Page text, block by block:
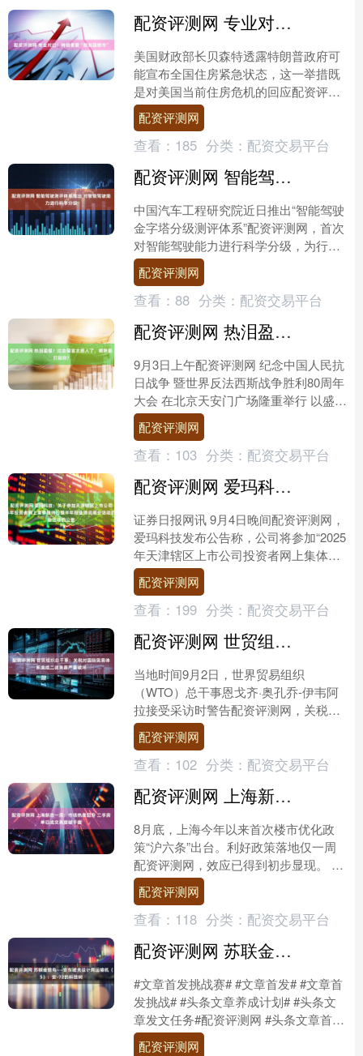
配资评测网 专业对口！特朗普要“救美国楼市”
美国财政部长贝森特透露特朗普政府可
能宣布全国住房紧急状态，这一举措既
是对美国当前住房危机的回应配资评测
网，也为共和党中期选举布局。 “我们
正在努力找出能做什么，....
配资评测网
查看： 185 分类： 配资交易平台
配资评测网 智能驾驶测评体系推出 对智能驾驶能力进行科学分级
中国汽车工程研究院近日推出“智能驾驶
金字塔分级测评体系”配资评测网，首次
对智能驾驶能力进行科学分级，为行业
提供了从基础合规到技术前沿的全维度
评估参考。该体系基于....
配资评测网
查看： 88 分类： 配资交易平台
配资评测网 热泪盈眶！这些留言太感人了，哪条最打动你？
9月3日上午配资评测网 纪念中国人民抗
日战争 暨世界反法西斯战争胜利80周年
大会 在北京天安门广场隆重举行 以盛大
阅兵仪式 同世界人民一道纪念这个伟大
的日子 在....
配资评测网
查看： 103 分类： 配资交易平台
配资评测网 爱玛科技：关于参加天津辖区上市公司2025年投资者网上集体接待日暨半年报业绩说明会活动的公告
证券日报网讯 9月4日晚间配资评测网，
爱玛科技发布公告称，公司将参加“2025
年天津辖区上市公司投资者网上集体接
待日活动”。该活动将于2025年9月11日
举行。....
配资评测网
查看： 199 分类： 配资交易平台
配资评测网 世贸组织总干事：关税对国际贸易体系造成二战来最严重破坏
当地时间9月2日，世界贸易组织
（WTO）总干事恩戈齐·奥孔乔-伊韦阿
拉接受采访时警告配资评测网，关税正
在对国际贸易体系造成80年来“前所未
见”的破坏。 奥孔乔-....
配资评测网
查看： 102 分类： 配资交易平台
配资评测网 上海新政一周：市场热度回升 二手房单日成交再度破千套
8月底，上海今年以来首次楼市优化政
策“沪六条”出台。利好政策落地仅一周
配资评测网，效应已得到初步显现。 第
一财经记者从多家开发商处了解到，不
少此前受限于购房资格....
配资评测网
查看： 118 分类： 配资交易平台
配资评测网 苏联金翅鸟——安东诺夫设计局运输机（5）：安-72的科技树
#文章首发挑战赛# #文章首发# #文章首
发挑战# #头条文章养成计划# #头条文
章发文任务#配资评测网 #头条文章首发
# #运输机# #短距起降# #安-74....
配资评测网